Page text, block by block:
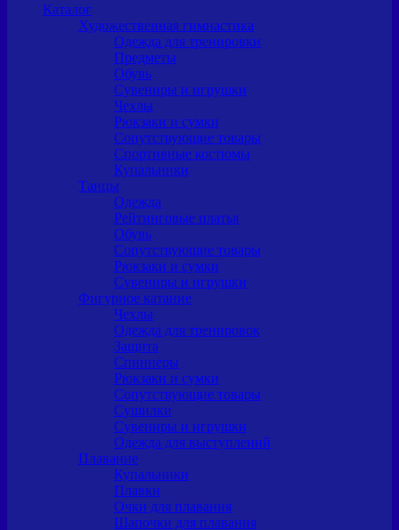
Каталог
Художественная гимнастика
Одежда для тренировки
Предметы
Обувь
Сувениры и игрушки
Чехлы
Рюкзаки и сумки
Сопутствующие товары
Спортивные костюмы
Купальники
Танцы
Одежда
Рейтинговые платья
Обувь
Сопутствующие товары
Рюкзаки и сумки
Сувениры и игрушки
Фигурное катание
Чехлы
Одежда для тренировок
Защита
Спиннеры
Рюкзаки и сумки
Сопутствующие товары
Сушилки
Сувениры и игрушки
Одежда для выступлений
Плавание
Купальники
Плавки
Очки для плавания
Шапочки для плавания